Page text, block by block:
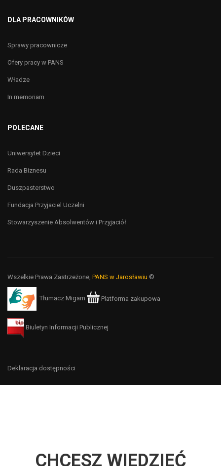
DLA PRACOWNIKÓW
Sprawy pracownicze
Ofery pracy w PANS
Władze
In memoriam
POLECANE
Uniwersytet Dzieci
Rada Biznesu
Duszpasterstwo
Fundacja Przyjaciel Uczelni
Stowarzyszenie Absolwentów i Przyjaciół
Wszelkie Prawa Zastrzeżone, PANS w Jarosławiu ©
Tłumacz Migam Platforma zakupowa
Biuletyn Informacji Publicznej
Deklaracja dostępności
CHCESZ WIEDZIEĆ